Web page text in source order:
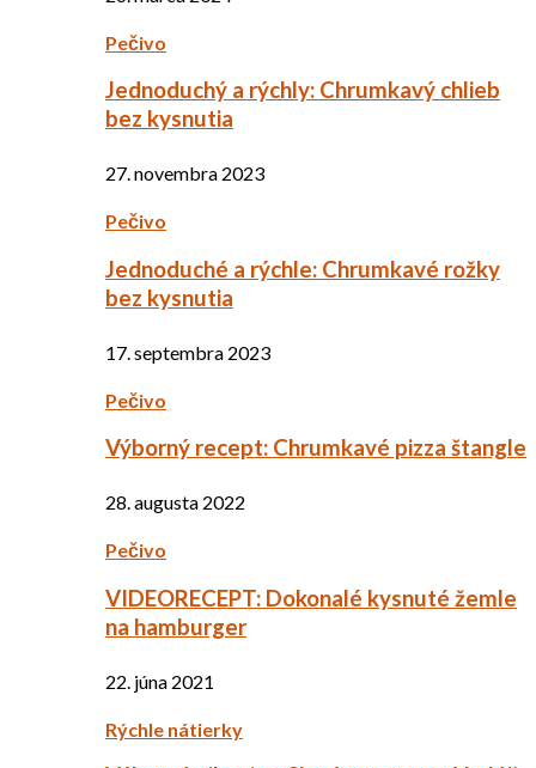
Pečivo
Jednoduchý a rýchly: Chrumkavý chlieb
bez kysnutia
27. novembra 2023
Pečivo
Jednoduché a rýchle: Chrumkavé rožky
bez kysnutia
17. septembra 2023
Pečivo
Výborný recept: Chrumkavé pizza štangle
28. augusta 2022
Pečivo
VIDEORECEPT: Dokonalé kysnuté žemle
na hamburger
22. júna 2021
Rýchle nátierky